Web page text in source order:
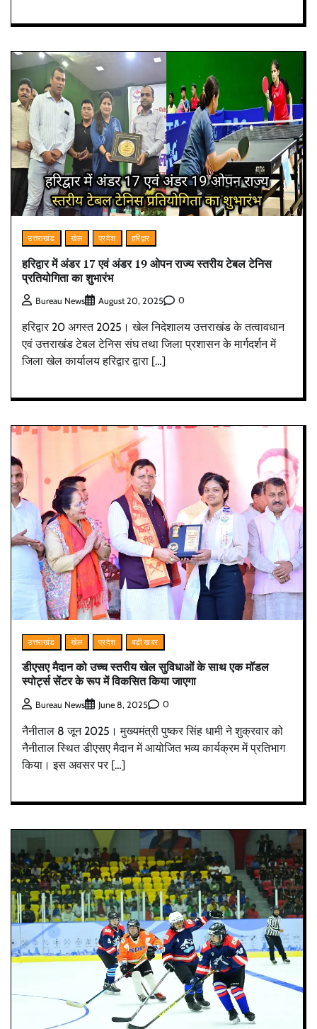
उत्तराखंड खेल प्रदेश हरिद्वार
हरिद्वार में अंडर 17 एवं अंडर 19 ओपन राज्य स्तरीय टेबल टेनिस
प्रतियोगिता का शुभारंभ
Bureau News August 20, 2025 0
हरिद्वार 20 अगस्त 2025। खेल निदेशालय उत्तराखंड के तत्वावधान
एवं उत्तराखंड टेबल टेनिस संघ तथा जिला प्रशासन के मार्गदर्शन में
जिला खेल कार्यालय हरिद्वार द्वारा […]
उत्तराखंड खेल प्रदेश बड़ी खबर
डीएसए मैदान को उच्च स्तरीय खेल सुविधाओं के साथ एक मॉडल
स्पोर्ट्स सेंटर के रूप में विकसित किया जाएगा
Bureau News June 8, 2025 0
नैनीताल 8 जून 2025। मुख्यमंत्री पुष्कर सिंह धामी ने शुक्रवार को
नैनीताल स्थित डीएसए मैदान में आयोजित भव्य कार्यक्रम में प्रतिभाग
किया। इस अवसर पर […]